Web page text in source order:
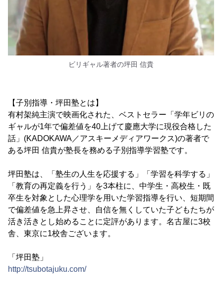
ビリギャル著者の坪田 信貴
【子別指導・坪田塾とは】
有村架純主演で映画化された、ベストセラー「学年ビリの
ギャルが1年で偏差値を40上げて慶應大学に現役合格した
話」(KADOKAWA／アスキーメディアワークス)の著者で
ある坪田 信貴が塾長を務める子別指導学習塾です。
坪田塾は、「塾生の人生を応援する」「学習を科学する」
「教育の再定義を行う」を3本柱に、中学生・高校生・既
卒生を対象とした心理学を用いた学習指導を行い、短期間
で偏差値を急上昇させ、自信を無くしていた子どもたちが
活き活きとし始めることに定評があります。名古屋に3校
舎、東京に1校舎ございます。
「坪田塾」
http://tsubotajuku.com/